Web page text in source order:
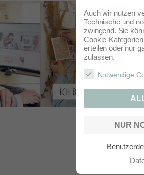
Auch wir nutzen
Technische und
zwingend. Sie
Cookie-
erteilen oder nur
zulassen.
Notwendige
NUR